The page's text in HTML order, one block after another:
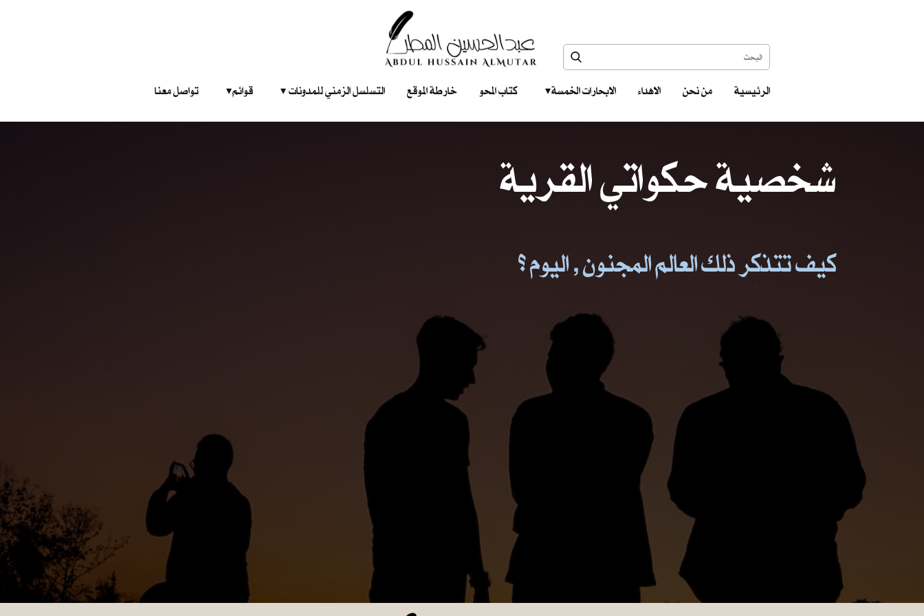
الرئيسية من نحن الاهداء الابحارات الخمسة ‎ ‎ ‎ كتاب المحو خارطة الموقع التسلسل الزمني للمدونات‎ ‎ ‎ ‎ ‎ قوائم‎ ‎ ‎ ‎ تواصل معنا
شخصية حكواتي القرية
كيف تتذكر ذلك العالم المجنون , اليوم ؟